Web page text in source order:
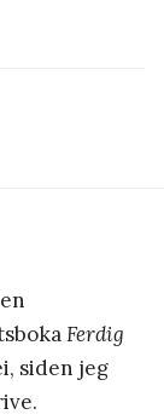
Ferdig
siden jeg